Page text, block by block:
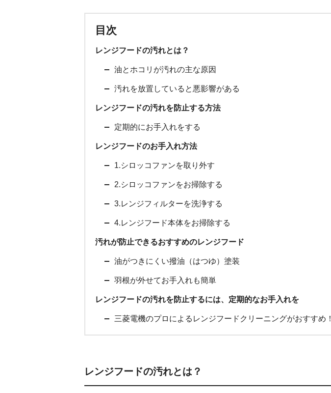
目次
レンジフードの汚れとは？
油とホコリが汚れの主な原因
汚れを放置していると悪影響がある
レンジフードの汚れを防止する方法
定期的にお手入れをする
レンジフードのお手入れ方法
1.シロッコファンを取り外す
2.シロッコファンをお掃除する
3.レンジフィルターを洗浄する
4.レンジフード本体をお掃除する
汚れが防止できるおすすめのレンジフード
油がつきにくい撥油（はつゆ）塗装
羽根が外せてお手入れも簡単
レンジフードの汚れを防止するには、定期的なお手入れを
三菱電機のプロによるレンジフードクリーニングがおすすめ！
レンジフードの汚れとは？